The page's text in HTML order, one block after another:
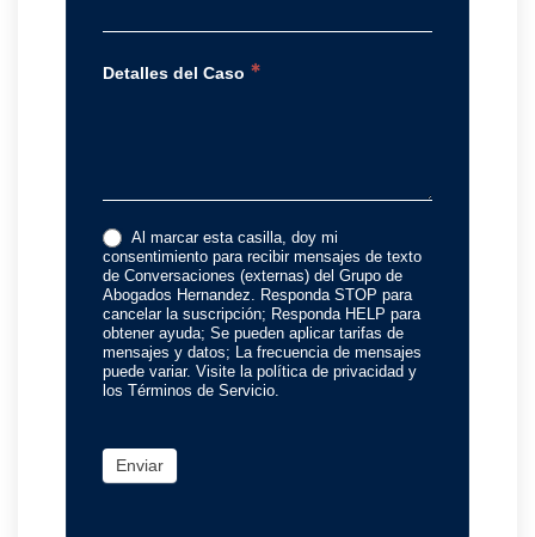
Detalles del Caso *
Al marcar esta casilla, doy mi
consentimiento para recibir mensajes de texto
de Conversaciones (externas) del Grupo de
Abogados Hernandez. Responda STOP para
cancelar la suscripción; Responda HELP para
obtener ayuda; Se pueden aplicar tarifas de
mensajes y datos; La frecuencia de mensajes
puede variar. Visite la política de privacidad y
los Términos de Servicio.
Enviar